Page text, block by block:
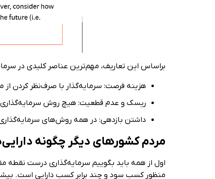
براساس این تعاریف، مهم‌ترین عناصر کلیدی در
هزینه فرصت: سرمایه‌گذار با صرف‌نظر کردن
ریسک و عدم قطعیت: هیچ روش سرمایه‌گذاری
داشتن بازدهی: در همه روش‌های
مردم کشورهای دیگر چگونه
اول از همه باید بگوییم سرمایه‌گذاری درست نقطه
منظور کسب سود و چند برابر کسب دارایی است.